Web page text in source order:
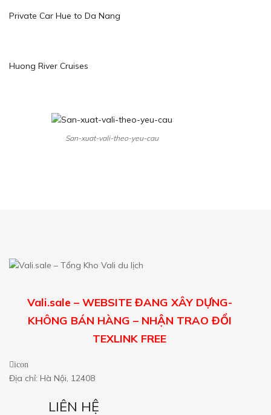
Private Car Hue to Da Nang
Huong River Cruises
San-xuat-vali-theo-yeu-cau
Vali.sale – WEBSITE ĐANG XÂY DỰNG-
KHÔNG BÁN HÀNG – NHẬN TRAO ĐỔI
TEXLINK FREE
icon
Địa chỉ: Hà Nội, 12408
LIÊN HỆ